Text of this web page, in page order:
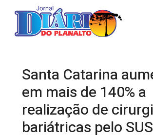
Santa Catarina
em mais de 140% a
realização de
bariátricas pelo SUS